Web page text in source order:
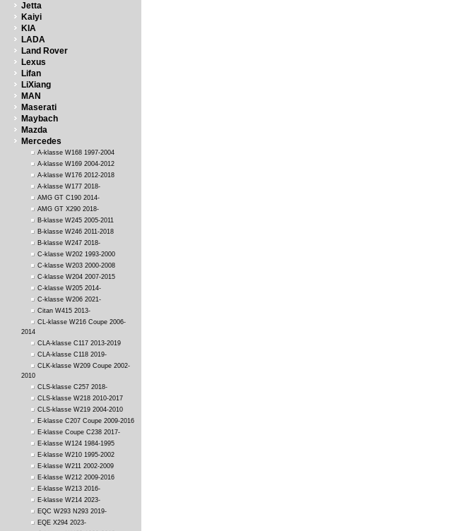
Jetta
Kaiyi
KIA
LADA
Land Rover
Lexus
Lifan
LiXiang
MAN
Maserati
Maybach
Mazda
Mercedes
A-klasse W168 1997-2004
A-klasse W169 2004-2012
A-klasse W176 2012-2018
A-klasse W177 2018-
AMG GT C190 2014-
AMG GT X290 2018-
B-klasse W245 2005-2011
B-klasse W246 2011-2018
B-klasse W247 2018-
C-klasse W202 1993-2000
C-klasse W203 2000-2008
C-klasse W204 2007-2015
C-klasse W205 2014-
C-klasse W206 2021-
Citan W415 2013-
CL-klasse W216 Coupe 2006-
2014
CLA-klasse C117 2013-2019
CLA-klasse C118 2019-
CLK-klasse W209 Coupe 2002-
2010
CLS-klasse C257 2018-
CLS-klasse W218 2010-2017
CLS-klasse W219 2004-2010
E-klasse C207 Coupe 2009-2016
E-klasse Coupe C238 2017-
E-klasse W124 1984-1995
E-klasse W210 1995-2002
E-klasse W211 2002-2009
E-klasse W212 2009-2016
E-klasse W213 2016-
E-klasse W214 2023-
EQC W293 N293 2019-
EQE X294 2023-